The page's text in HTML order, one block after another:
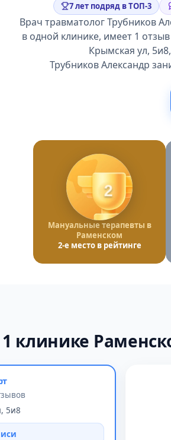
7 лет подряд в ТОП-3
Врач травматолог Трубников
в одной клинике, имеет 1
Крымская ул,
Трубников Александр
2
Мануальные терапевты в
Раменском
2-е место в рейтинге
клинике
5и8